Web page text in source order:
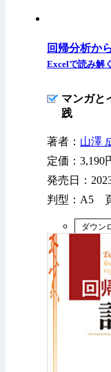
回帰分析か
Excelで読み解
マンガと
践
著者： 山澤
定価：3,190
発売日：
判型：A5
ダウン